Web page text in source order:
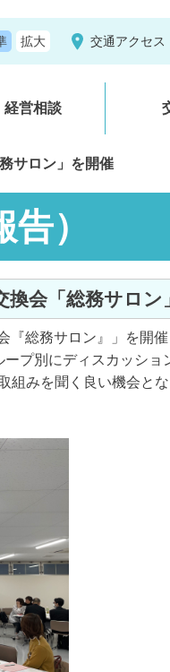
交通アクセス
経営相談
サロン」を開催
）
換会「総務サロン
総務サロン』」を開催
プ別にディスカッシ
みを聞く良い機会と